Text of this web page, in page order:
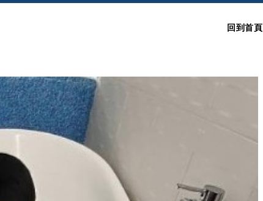
回到首頁